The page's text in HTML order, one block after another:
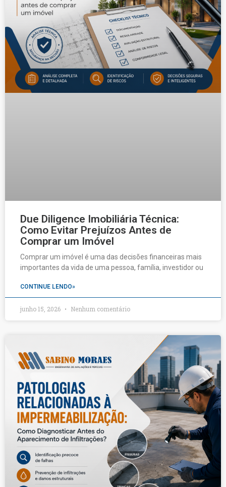
Due Diligence Imobiliária Técnica:
Como Evitar Prejuízos Antes de
Comprar um Imóvel
Comprar um imóvel é uma das decisões financeiras mais
importantes da vida de uma pessoa, família, investidor ou
CONTINUE LENDO»
junho 15, 2026 Nenhum comentário